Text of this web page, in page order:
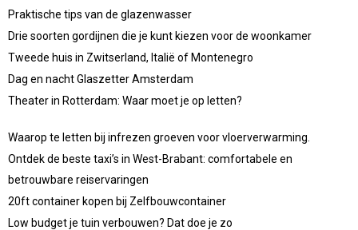
Praktische tips van de glazenwasser
Drie soorten gordijnen die je kunt kiezen voor de woonkamer
Tweede huis in Zwitserland, Italië of Montenegro
Dag en nacht Glaszetter Amsterdam
Theater in Rotterdam: Waar moet je op letten?
Waarop te letten bij infrezen groeven voor vloerverwarming.
Ontdek de beste taxi’s in West-Brabant: comfortabele en
betrouwbare reiservaringen
20ft container kopen bij Zelfbouwcontainer
Low budget je tuin verbouwen? Dat doe je zo